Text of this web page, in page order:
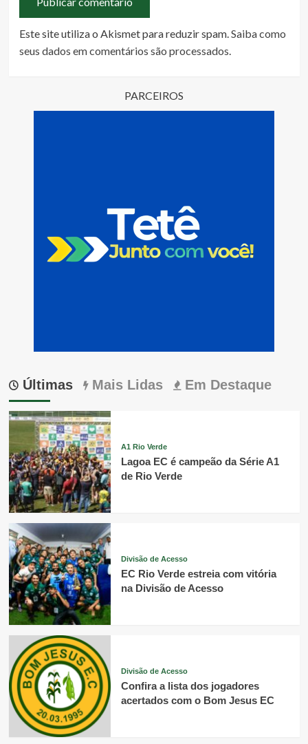
Este site utiliza o Akismet para reduzir spam.Saiba como
seus dados em comentários são processados.
PARCEIROS
Últimas Mais Lidas Em Destaque
A1 Rio Verde
Lagoa EC é campeão da Série A1
de Rio Verde
Divisão de Acesso
EC Rio Verde estreia com vitória
na Divisão de Acesso
Divisão de Acesso
Confira a lista dos jogadores
acertados com o Bom Jesus EC